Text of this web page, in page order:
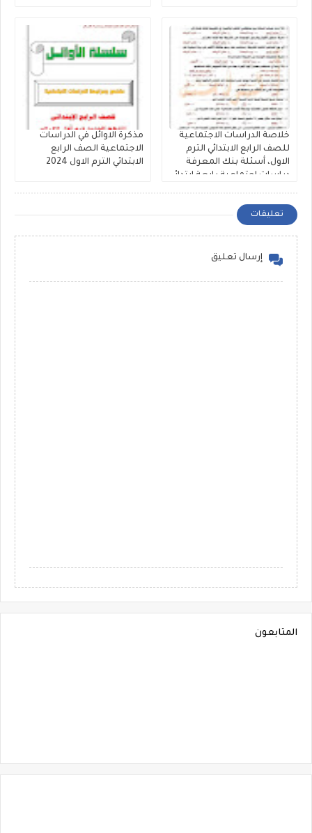
خلاصة الدراسات الاجتماعية
للصف الرابع الابتدائي الترم
الاول، أسئلة بنك المعرفة
دراسات اجتماعية رابعة ابتدائي
مذكرة الاوائل في الدراسات
الاجتماعية الصف الرابع
الابتدائي الترم الاول 2024
تعليقات
إرسال تعليق
المتابعون